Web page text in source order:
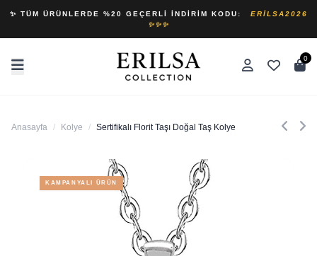
✨ TÜM ÜRÜNLERDE %20 GEÇERLI İNDIRIM KODU:
ERILSA2026
✨✨✨
0
Anasayfa / Kolye / Sertifikalı Florit Taşı Doğal Taş Kolye
KAMPANYALI ÜRÜN